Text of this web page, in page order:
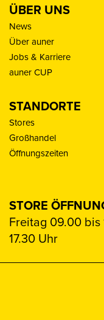
ÜBER UNS
News
Über auner
Jobs & Karriere
auner CUP
STANDORTE
Stores
Großhandel
Öffnungszeiten
STORE
Freitag 09.00 bis
17.30 Uhr